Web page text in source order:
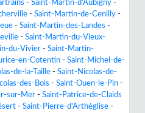
- Saint-Martin-d'Aubigny -
- Saint-Martin-de-Cenilly -
- Saint-Martin-des-Landes -
- Saint-Martin-du-Vieux-
du-Vivier - Saint-Martin-
en-Cotentin - Saint-Michel-de-
de-la-Taille - Saint-Nicolas-de-
des-Bois - Saint-Ouen-le-Pin -
sur-Mer - Saint-Patrice-de-Claids
- Saint-Pierre-d'Arthéglise -